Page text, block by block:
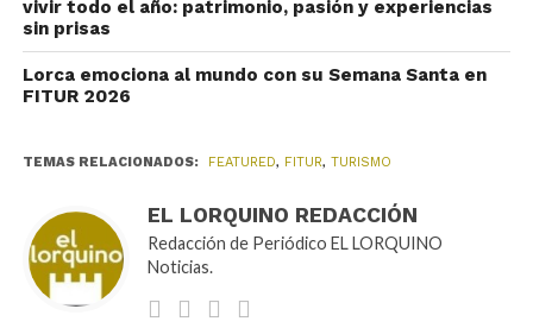
vivir todo el año: patrimonio, pasión y experiencias
sin prisas
Lorca emociona al mundo con su Semana Santa en
FITUR 2026
TEMAS RELACIONADOS: FEATURED, FITUR, TURISMO
EL LORQUINO REDACCIÓN
Redacción de Periódico EL LORQUINO
Noticias.